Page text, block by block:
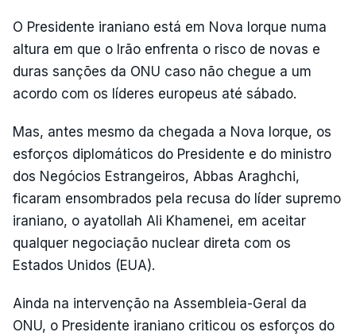
O Presidente iraniano está em Nova Iorque numa
altura em que o Irão enfrenta o risco de novas e
duras sanções da ONU caso não chegue a um
acordo com os líderes europeus até sábado.
Mas, antes mesmo da chegada a Nova Iorque, os
esforços diplomáticos do Presidente e do ministro
dos Negócios Estrangeiros, Abbas Araghchi,
ficaram ensombrados pela recusa do líder supremo
iraniano, o ayatollah Ali Khamenei, em aceitar
qualquer negociação nuclear direta com os
Estados Unidos (EUA).
Ainda na intervenção na Assembleia-Geral da
ONU, o Presidente iraniano criticou os esforços do